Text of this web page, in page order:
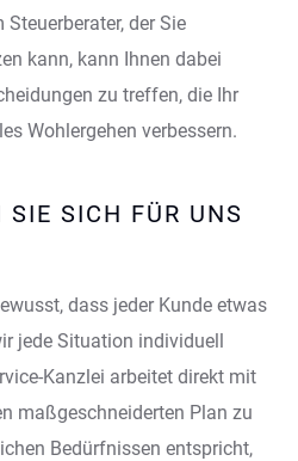
der Sie
kann, kann Ihnen dabei
zu treffen, die Ihr
Wohlergehen verbessern.
SIE SICH FÜR UNS
dass jeder Kunde etwas
jede Situation individuell
Kanzlei arbeitet direkt mit
maßgeschneiderten Plan zu
Bedürfnissen entspricht,